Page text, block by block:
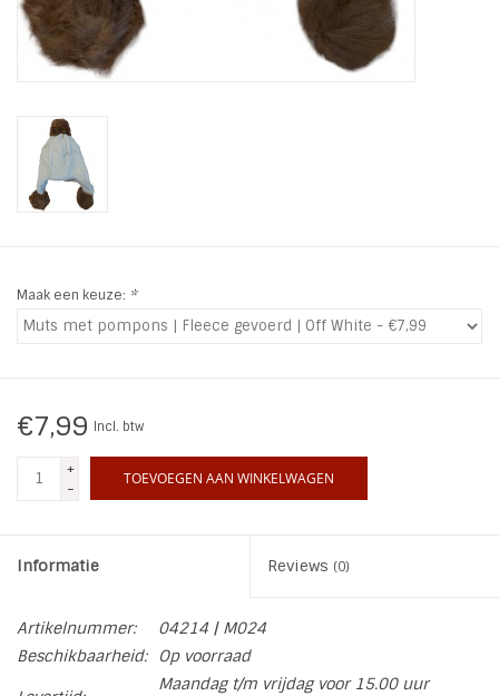
LIFESTYLE PRODUCTEN
INSPIRATIE
SALE
Blog
Maak een keuze: *
€7,99 Incl. btw
+
-
TOEVOEGEN AAN WINKELWAGEN
Informatie Reviews (0)
Artikelnummer:
04214 | M024
Beschikbaarheid:
Op voorraad
Maandag t/m vrijdag voor 15.00 uur